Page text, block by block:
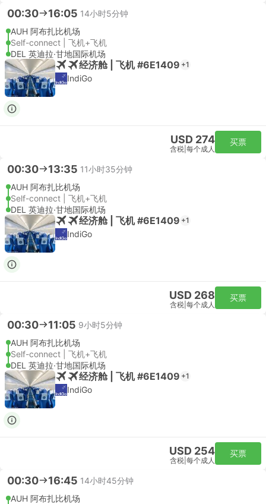
00:30 16:05 14小时5分钟
AUH 阿布扎比机场
Self-connect | 飞机+飞机
DEL 英迪拉·甘地国际机场
经济舱 | 飞机 #6E1409 +1
IndiGo
USD 274
含税 每个成人
买票
00:30 13:35 11小时35分钟
AUH 阿布扎比机场
Self-connect | 飞机+飞机
DEL 英迪拉·甘地国际机场
经济舱 | 飞机 #6E1409 +1
IndiGo
USD 268
含税 每个成人
买票
00:30 11:05 9小时5分钟
AUH 阿布扎比机场
Self-connect | 飞机+飞机
DEL 英迪拉·甘地国际机场
经济舱 | 飞机 #6E1409 +1
IndiGo
USD 254
含税 每个成人
买票
00:30 16:45 14小时45分钟
AUH 阿布扎比机场